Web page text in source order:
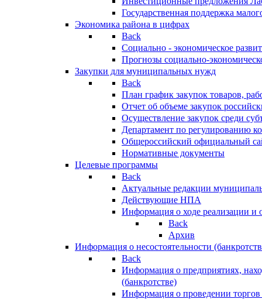
Государственная поддержка
Экономика района в цифрах
Back
Социально - экономическое
Прогнозы социально-
Закупки для муниципальных нужд
Back
План график закупок товаров,
Отчет об объеме закупок
Осуществление закупок среди
Департамент по регулированию
Общероссийский официальный
Нормативные документы
Целевые программы
Back
Актуальные редакции
Действующие НПА
Информация о ходе реализации
Back
Архив
Информация о несостоятельности
Back
Информация о предприятиях,
(банкротстве)
Информация о проведении